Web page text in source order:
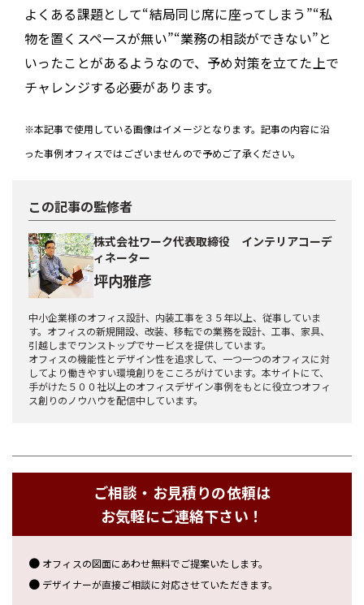
よくある課題として“結局同じ席に座ってしまう”“私
物を置くスペースが無い”“業務の相談ができない”と
いったことがあるようなので、予め対策を立てた上で
チャレンジする必要があります。
※本記事で使用している画像はイメージとなります。記事の内容に沿
った事例オフィスではございませんので予めご了承ください。
この記事の監修者
株式会社ワーク代表取締役 インテリアコーデ
ィネーター
坪内雅彦
中小企業様のオフィス設計、内装工事を３５年以上、従事していま
す。オフィスの新規開設、改装、移転での業務を設計、工事、家具、
引越しまでワンストップでサービスを提供しています。
オフィスの機能性とデザイン性を追求して、一つ一つのオフィスに対
してより働きやすい環境創りをこころがけています。本サイトにて、
手がけた５００社以上のオフィスデザイン事例をもとに役立つオフィ
ス創りのノウハウを配信中しています。
ご相談・お見積りの依頼は
お気軽にご連絡下さい！
オフィスの図面にあわせ無料でご提案いたします。
デザイナーが直接ご相談に対応させていただきます。